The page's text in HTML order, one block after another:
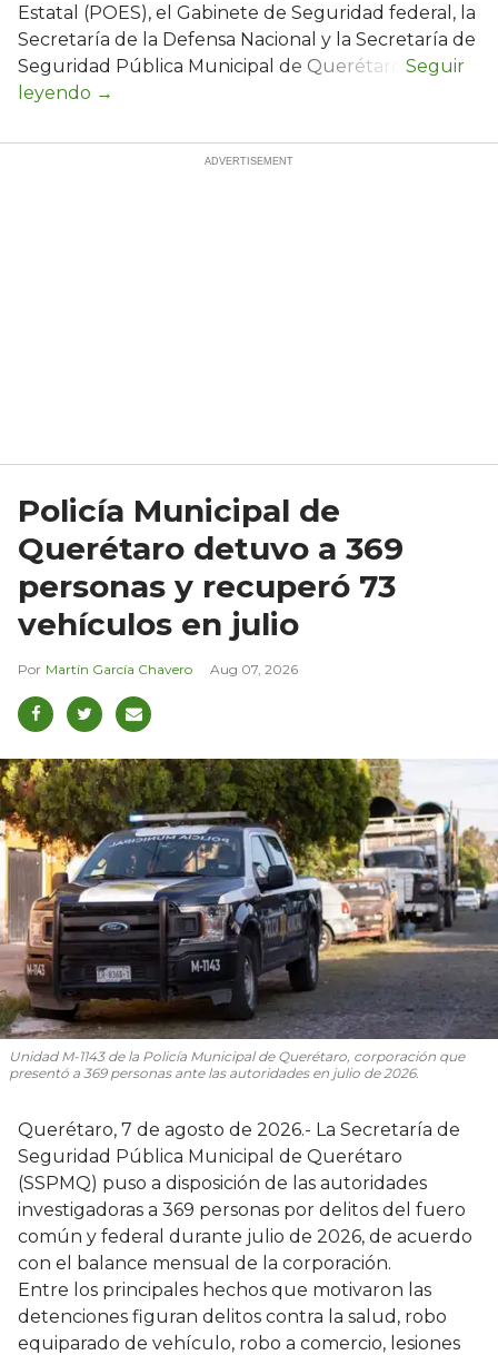
Estatal (POES), el Gabinete de Seguridad federal, la
Secretaría de la Defensa Nacional y la Secretaría de
Seguridad Pública Municipal de Querétaro.
Policía Municipal de
Querétaro detuvo a 369
personas y recuperó 73
vehículos en julio
Martín García Chavero Aug 07, 2026
Unidad M-1143 de la Policía Municipal de Querétaro, corporación que
presentó a 369 personas ante las autoridades en julio de 2026.
Querétaro, 7 de agosto de 2026.- La Secretaría de
Seguridad Pública Municipal de Querétaro
(SSPMQ) puso a disposición de las autoridades
investigadoras a 369 personas por delitos del fuero
común y federal durante julio de 2026, de acuerdo
con el balance mensual de la corporación.
Entre los principales hechos que motivaron las
detenciones figuran delitos contra la salud, robo
equiparado de vehículo, robo a comercio, lesiones